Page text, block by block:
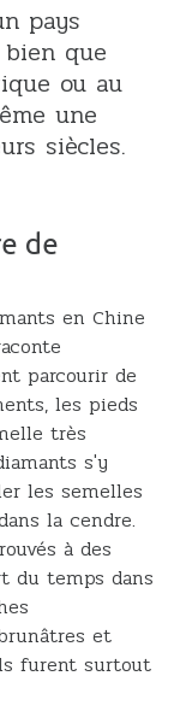
pays
que
ou au
une
siècles.
de
en Chine
parcourir de
les pieds
très
s'y
les semelles
la cendre.
à des
du temps dans
et
furent surtout